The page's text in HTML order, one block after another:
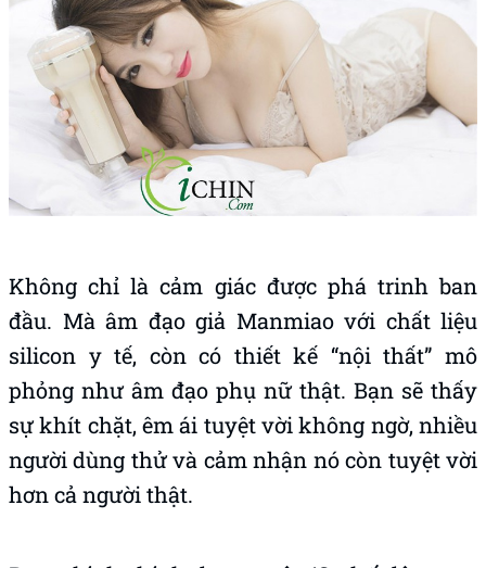
Không chỉ là cảm giác được phá trinh ban
đầu. Mà âm đạo giả Manmiao với chất liệu
silicon y tế, còn có thiết kế “nội thất” mô
phỏng như âm đạo phụ nữ thật. Bạn sẽ thấy
sự khít chặt, êm ái tuyệt vời không ngờ, nhiều
người dùng thử và cảm nhận nó còn tuyệt vời
hơn cả người thật.